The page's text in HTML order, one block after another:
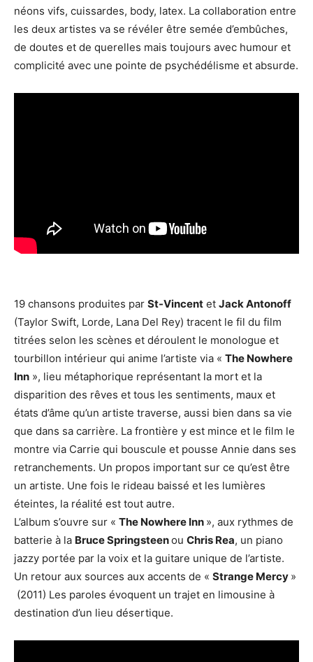
néons vifs, cuissardes, body, latex. La collaboration entre
les deux artistes va se révéler être semée d’embûches,
de doutes et de querelles mais toujours avec humour et
complicité avec une pointe de psychédélisme et absurde.
19 chansons produites par St-Vincent et Jack Antonoff
(Taylor Swift, Lorde, Lana Del Rey) tracent le fil du film
titrées selon les scènes et déroulent le monologue et
tourbillon intérieur qui anime l’artiste via « The Nowhere
Inn », lieu métaphorique représentant la mort et la
disparition des rêves et tous les sentiments, maux et
états d’âme qu’un artiste traverse, aussi bien dans sa vie
que dans sa carrière. La frontière y est mince et le film le
montre via Carrie qui bouscule et pousse Annie dans ses
retranchements. Un propos important sur ce qu’est être
un artiste. Une fois le rideau baissé et les lumières
éteintes, la réalité est tout autre.
L’album s’ouvre sur « The Nowhere Inn », aux rythmes de
batterie à la Bruce Springsteenou Chris Rea, un piano
jazzy portée par la voix et la guitare unique de l’artiste.
Un retour aux sources aux accents de « Strange Mercy »
(2011) Les paroles évoquent un trajet en limousine à
destination d’un lieu désertique.